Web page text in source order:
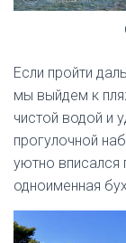
Если пройти
мы выйдем к
чистой водой и
прогулочной
уютно вписался
одноименная